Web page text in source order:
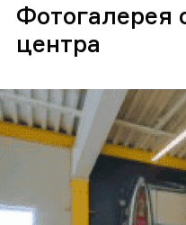
Фотогалерея
центра